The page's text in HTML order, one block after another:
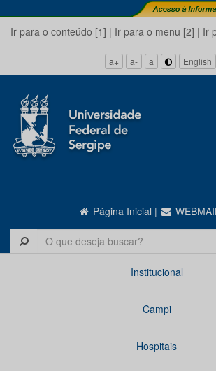
Ir para o conteúdo [1] | Ir para o menu [2] | Ir
a+ a- a English
Página Inicial |
Institucional
Campi
Hospitais